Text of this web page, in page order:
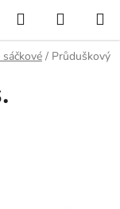
Hledat
KOŠÍK
/ Průduškový